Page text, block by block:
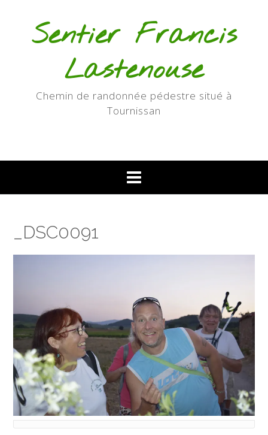
Sentier Francis
Lastenouse
Chemin de randonnée pédestre situé à
Tournissan
_DSC0091